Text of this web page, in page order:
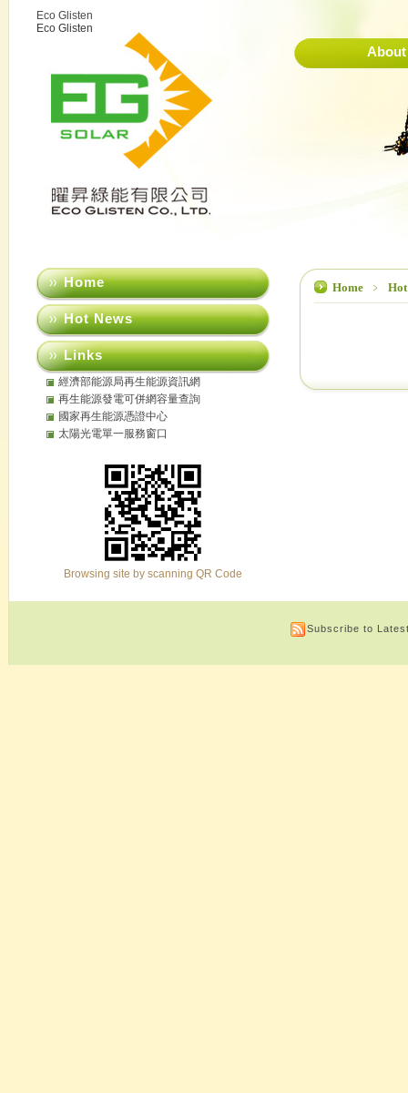
Eco Glisten
Eco Glisten
Home ﹥ Hot
Home
Hot News
Links
經濟部能源局再生能源資訊網
再生能源發電可併網容量查詢
國家再生能源憑證中心
太陽光電單一服務窗口
Browsing site by scanning QR Code
Subscribe to